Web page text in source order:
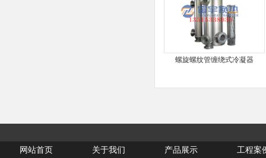
螺旋螺纹管缠绕式冷凝器
网站首页 关于我们 产品展示 工程案